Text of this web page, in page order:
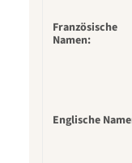
Französische
Namen:
Englische